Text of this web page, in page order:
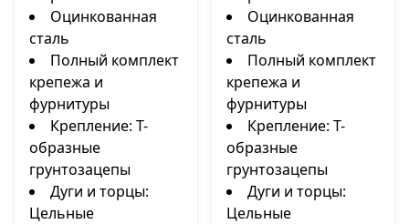
Оцинкованная
сталь
Полный комплект
крепежа и
фурнитуры
Крепление: Т-
образные
грунтозацепы
Дуги и торцы:
Цельные
Оцинкованная
сталь
Полный комплект
крепежа и
фурнитуры
Крепление: Т-
образные
грунтозацепы
Дуги и торцы:
Цельные